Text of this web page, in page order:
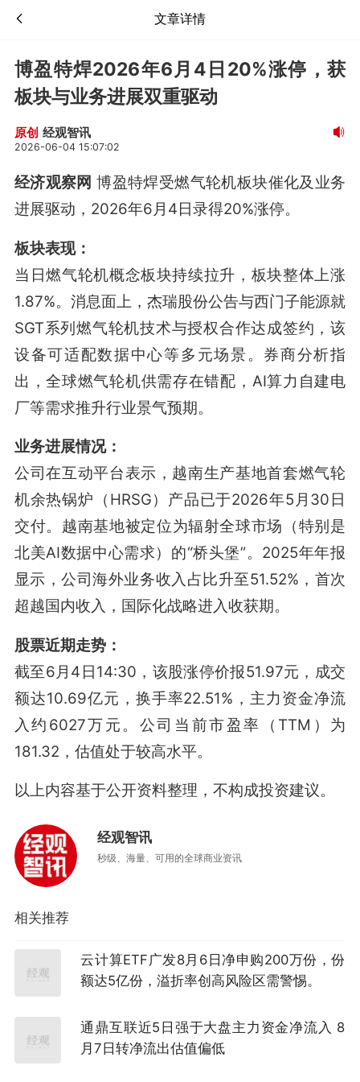
文章详情
博盈特焊2026年6月4日20%涨停，获
板块与业务进展双重驱动
原创 经观智讯
2026-06-04 15:07:02
经济观察网 博盈特焊受燃气轮机板块催化及业务
进展驱动，2026年6月4日录得20%涨停。
板块表现：
当日燃气轮机概念板块持续拉升，板块整体上涨
1.87%。消息面上，杰瑞股份公告与西门子能源就
SGT系列燃气轮机技术与授权合作达成签约，该
设备可适配数据中心等多元场景 。券商分析指
出，全球燃气轮机供需存在错配，AI算力自建电
厂等需求推升行业景气预期。
业务进展情况：
公司在互动平台表示，越南生产基地首套燃气轮
机余热锅炉（HRSG）产品已于2026年5月30日
交付。越南基地被定位为辐射全球市场（特别是
北美AI数据中心需求）的“桥头堡”。2025年年报
显示，公司海外业务收入占比升至51.52%，首次
超越国内收入，国际化战略进入收获期。
股票近期走势：
截至6月4日14:30，该股涨停价报51.97元，成交
额达10.69亿元，换手率22.51%，主力资金净流
入约6027万元。公司当前市盈率（TTM）为
181.32，估值处于较高水平。
以上内容基于公开资料整理，不构成投资建议。
经观智讯
秒级、海量、可用的全球商业资讯
相关推荐
云计算ETF广发8月6日净申购200万份，份
额达5亿份，溢折率创高风险区需警惕。
通鼎互联近5日强于大盘主力资金净流入 8
月7日转净流出估值偏低